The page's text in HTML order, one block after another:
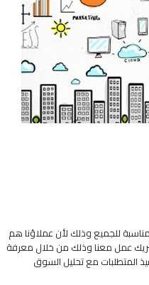
للجميع وذلك لأن عملاؤنا هم
شريك عمل معنا وذلك من خلال معرفة
المتطلبات مع تحليل السوق